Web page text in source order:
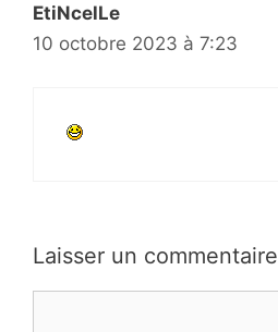
EtiNcelLe
10 octobre 2023 à 7:23
Laisser un commentaire